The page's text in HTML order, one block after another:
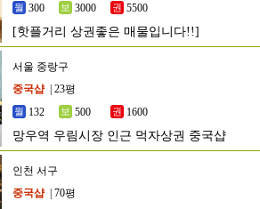
300
3000 5500
[핫플거리 상권좋은 매물입니다!!]
서울 중랑구
중국샵
| 23평
132
500 1600
망우역 우림시장 인근 먹자상권 중국샵
인천 서구
중국샵
| 70평